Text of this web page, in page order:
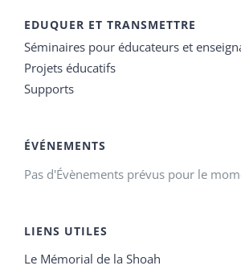
EDUQUER ET TRANSMETTRE
Séminaires pour éducateurs et
Projets éducatifs
Supports
ÉVÉNEMENTS
Pas d'Évènements prévus pour le
LIENS UTILES
Le Mémorial de la Shoah